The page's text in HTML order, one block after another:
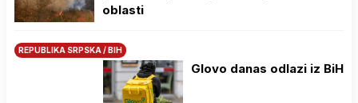
oblasti
REPUBLIKA SRPSKA / BIH
Glovo danas odlazi iz BiH